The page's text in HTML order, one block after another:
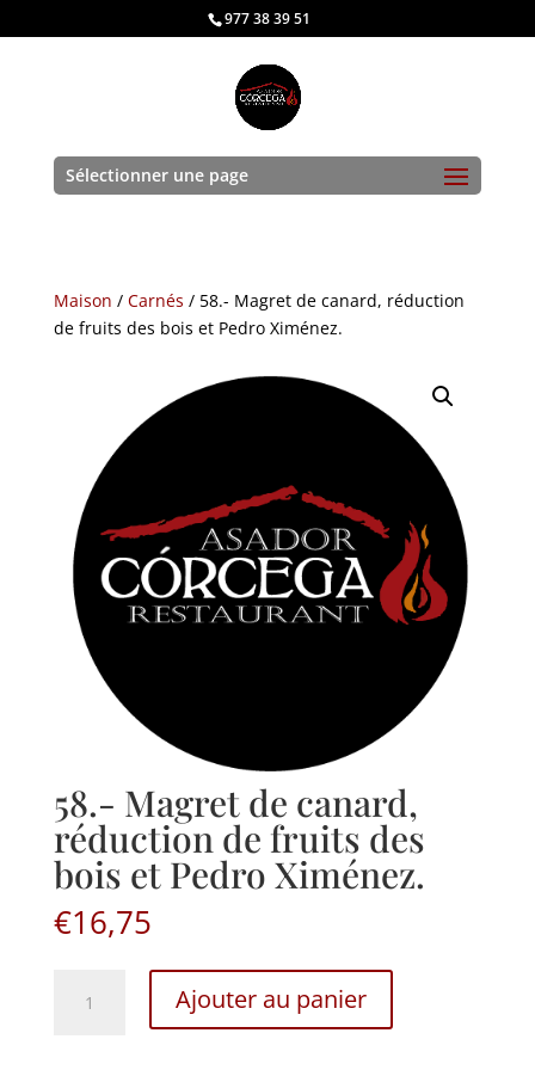
977 38 39 51
Sélectionner une page
Maison / Carnés / 58.- Magret de canard, réduction
de fruits des bois et Pedro Ximénez.
58.- Magret de canard,
réduction de fruits des
bois et Pedro Ximénez.
€16,75
Magret
Ajouter au panier